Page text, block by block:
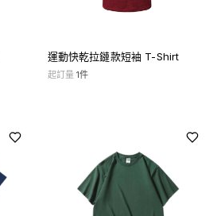
運動快乾拉鏈款短袖 T-Shirt
起訂量 1件